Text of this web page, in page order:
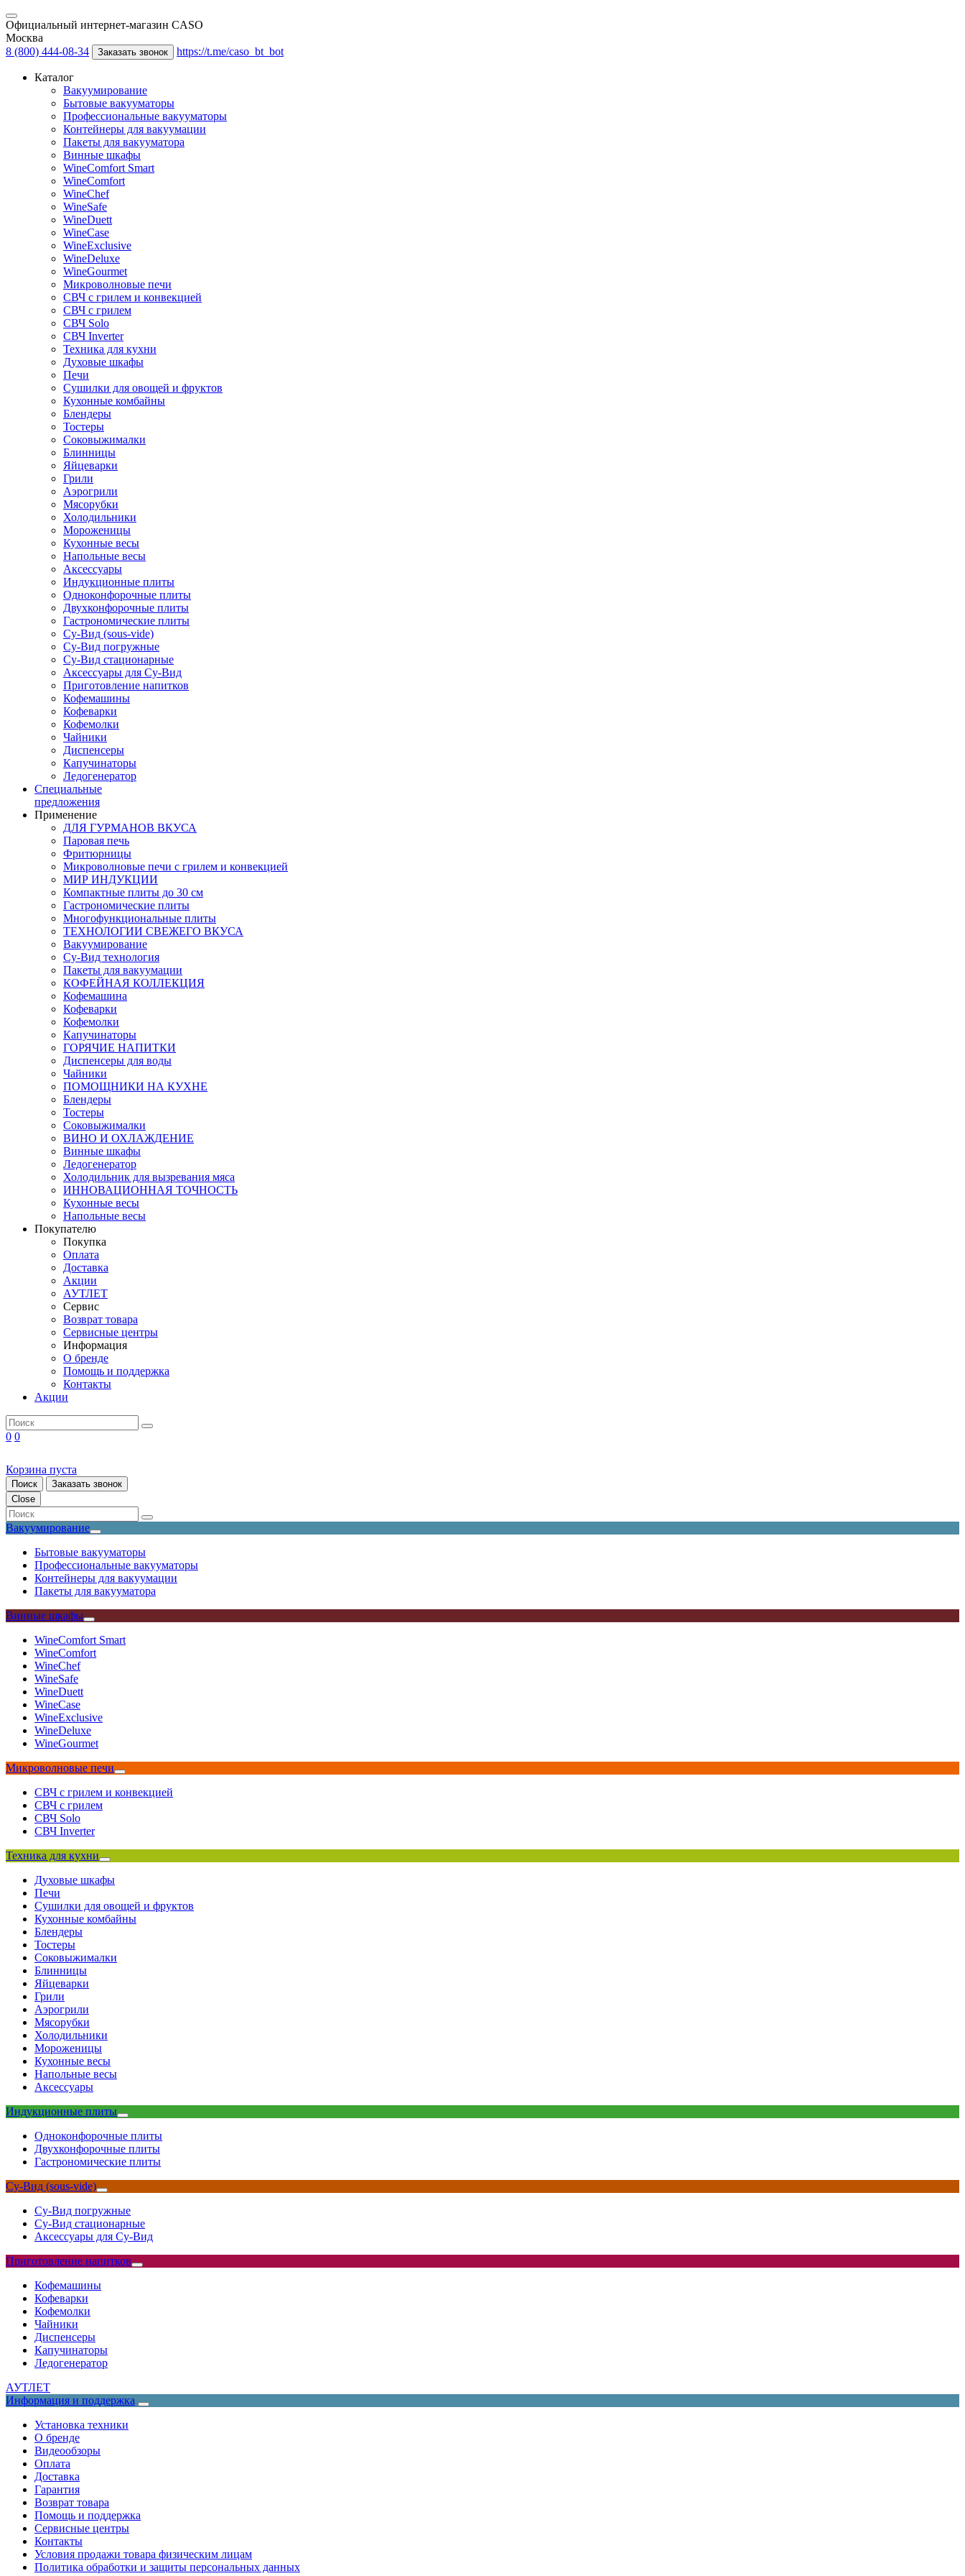
Официальный интернет-магазин CASO
Москва
8 (800) 444-08-34
Заказать звонок https://t.me/caso_bt_bot
Каталог
Вакуумирование
Бытовые вакууматоры
Профессиональные вакууматоры
Контейнеры для вакуумации
Пакеты для вакууматора
Винные шкафы
WineComfort Smart
WineComfort
WineChef
WineSafe
WineDuett
WineCase
WineExclusive
WineDeluxe
WineGourmet
Микроволновые печи
СВЧ с грилем и конвекцией
СВЧ с грилем
СВЧ Solo
СВЧ Inverter
Техника для кухни
Духовые шкафы
Печи
Сушилки для овощей и фруктов
Кухонные комбайны
Блендеры
Тостеры
Соковыжималки
Блинницы
Яйцеварки
Грили
Аэрогрили
Мясорубки
Холодильники
Мороженицы
Кухонные весы
Напольные весы
Аксессуары
Индукционные плиты
Одноконфорочные плиты
Двухконфорочные плиты
Гастрономические плиты
Су-Вид (sous-vide)
Су-Вид погружные
Су-Вид стационарные
Аксессуары для Су-Вид
Приготовление напитков
Кофемашины
Кофеварки
Кофемолки
Чайники
Диспенсеры
Капучинаторы
Ледогенератор
Специальные
предложения
Применение
ДЛЯ ГУРМАНОВ ВКУСА
Паровая печь
Фритюрницы
Микроволновые печи с грилем и конвекцией
МИР ИНДУКЦИИ
Компактные плиты до 30 см
Гастрономические плиты
Многофункциональные плиты
ТЕХНОЛОГИИ СВЕЖЕГО ВКУСА
Вакуумирование
Су-Вид технология
Пакеты для вакуумации
КОФЕЙНАЯ КОЛЛЕКЦИЯ
Кофемашина
Кофеварки
Кофемолки
Капучинаторы
ГОРЯЧИЕ НАПИТКИ
Диспенсеры для воды
Чайники
ПОМОЩНИКИ НА КУХНЕ
Блендеры
Тостеры
Соковыжималки
ВИНО И ОХЛАЖДЕНИЕ
Винные шкафы
Ледогенератор
Холодильник для вызревания мяса
ИННОВАЦИОННАЯ ТОЧНОСТЬ
Кухонные весы
Напольные весы
Покупателю
Покупка
Оплата
Доставка
Акции
АУТЛЕТ
Сервис
Возврат товара
Сервисные центры
Информация
О бренде
Помощь и поддержка
Контакты
Акции
0 0
Корзина пуста
Поиск
Заказать звонок
Close
Вакуумирование
Бытовые вакууматоры
Профессиональные вакууматоры
Контейнеры для вакуумации
Пакеты для вакууматора
Винные шкафы
WineComfort Smart
WineComfort
WineChef
WineSafe
WineDuett
WineCase
WineExclusive
WineDeluxe
WineGourmet
Микроволновые печи
СВЧ с грилем и конвекцией
СВЧ с грилем
СВЧ Solo
СВЧ Inverter
Техника для кухни
Духовые шкафы
Печи
Сушилки для овощей и фруктов
Кухонные комбайны
Блендеры
Тостеры
Соковыжималки
Блинницы
Яйцеварки
Грили
Аэрогрили
Мясорубки
Холодильники
Мороженицы
Кухонные весы
Напольные весы
Аксессуары
Индукционные плиты
Одноконфорочные плиты
Двухконфорочные плиты
Гастрономические плиты
Су-Вид (sous-vide)
Су-Вид погружные
Су-Вид стационарные
Аксессуары для Су-Вид
Приготовление напитков
Кофемашины
Кофеварки
Кофемолки
Чайники
Диспенсеры
Капучинаторы
Ледогенератор
АУТЛЕТ
Информация и поддержка
Установка техники
О бренде
Видеообзоры
Оплата
Доставка
Гарантия
Возврат товара
Помощь и поддержка
Сервисные центры
Контакты
Условия продажи товара физическим лицам
Политика обработки и защиты персональных данных